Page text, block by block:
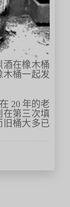
酒在橡木桶
木桶一起发
20 年的老
在第三次填
旧桶大多已